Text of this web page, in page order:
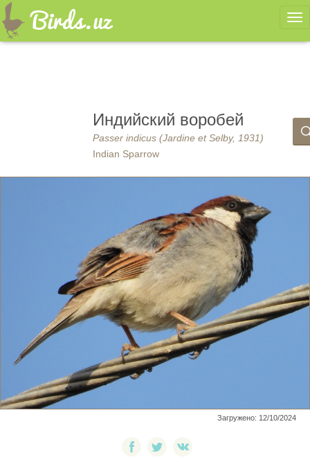
Индийский воробей
Passer indicus (Jardine et Selby, 1931)
Indian Sparrow
Загружено: 12/10/2024